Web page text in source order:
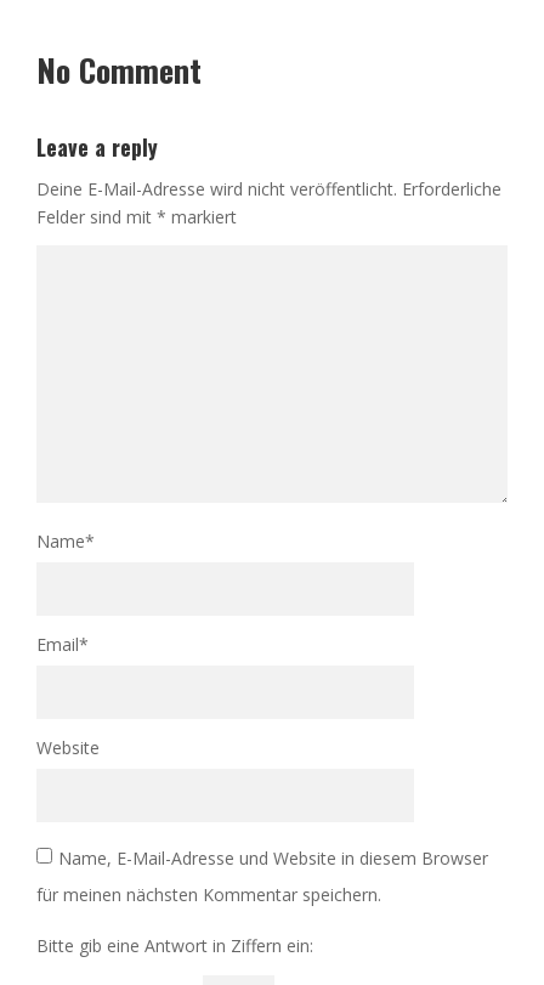
No Comment
Leave a reply
Deine E-Mail-Adresse wird nicht veröffentlicht. Erforderliche
Felder sind mit * markiert
Name*
Email*
Website
Name, E-Mail-Adresse und Website in diesem Browser
für meinen nächsten Kommentar speichern.
Bitte gib eine Antwort in Ziffern ein: